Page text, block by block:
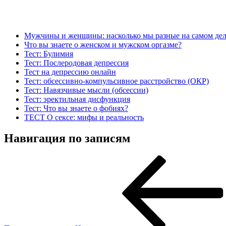
Мужчины и женщины: насколько мы разные на самом
Что вы знаете о женском и мужском оргазме?
Тест: Булимия
Тест: Послеродовая депрессия
Тест на депрессию онлайн
Тест: обсессивно-компульсивное расстройство (ОКР)
Тест: Навязчивые мысли (обсессии)
Тест: эректильная дисфункция
Тест: Что вы знаете о фобиях?
ТЕСТ О сексе: мифы и реальность
Навигация по записям